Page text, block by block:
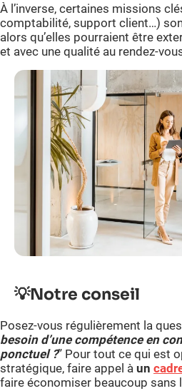
À l’inverse, certaines missions
comptabilité, support client…)
alors qu’elles pourraient être
et avec une qualité au rendez-
💡Notre conseil
Posez-vous régulièrement la
besoin d’une compétence en
ponctuel ?” Pour tout ce qui est
stratégique, faire appel à un
faire économiser beaucoup sans